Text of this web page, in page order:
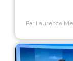
Par Laurence